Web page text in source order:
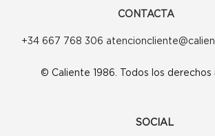
CONTACTA
+34 667 768 306
© Caliente 1986. Todos los derechos
SOCIAL